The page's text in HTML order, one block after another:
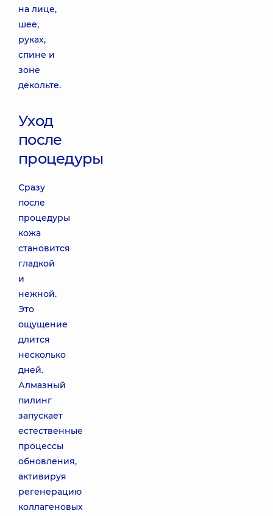
на лице,
шее,
руках,
спине и
зоне
декольте.
Уход
после
процедуры
Сразу
после
процедуры
кожа
становится
гладкой
и
нежной.
Это
ощущение
длится
несколько
дней.
Алмазный
пилинг
запускает
естественные
процессы
обновления,
активируя
регенерацию
коллагеновых